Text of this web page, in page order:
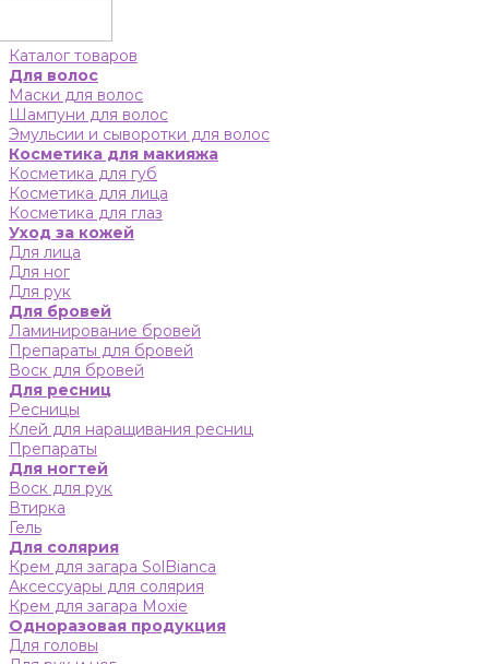
Каталог товаров
Для волос
Маски для волос
Шампуни для волос
Эмульсии и сыворотки для волос
Косметика для макияжа
Косметика для губ
Косметика для лица
Косметика для глаз
Уход за кожей
Для лица
Для ног
Для рук
Для бровей
Ламинирование бровей
Препараты для бровей
Воск для бровей
Для ресниц
Ресницы
Клей для наращивания ресниц
Препараты
Для ногтей
Воск для рук
Втирка
Гель
Для солярия
Крем для загара SolBianca
Аксессуары для солярия
Крем для загара Moxie
Одноразовая продукция
Для головы